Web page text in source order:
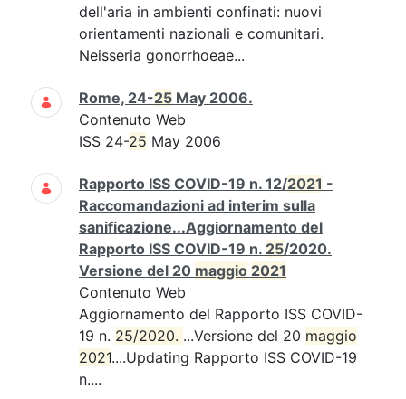
dell'aria in ambienti confinati: nuovi
orientamenti nazionali e comunitari.
Neisseria gonorrhoeae...
Rome, 24-25 May 2006.
Contenuto Web
ISS 24-25 May 2006
Rapporto ISS COVID-19 n. 12/2021 -
Raccomandazioni ad interim sulla
sanificazione...Aggiornamento del
Rapporto ISS COVID-19 n. 25/2020.
Versione del 20 maggio 2021
Contenuto Web
Aggiornamento del Rapporto ISS COVID-
19 n. 25/2020. ...Versione del 20 maggio
2021....Updating Rapporto ISS COVID-19
n....